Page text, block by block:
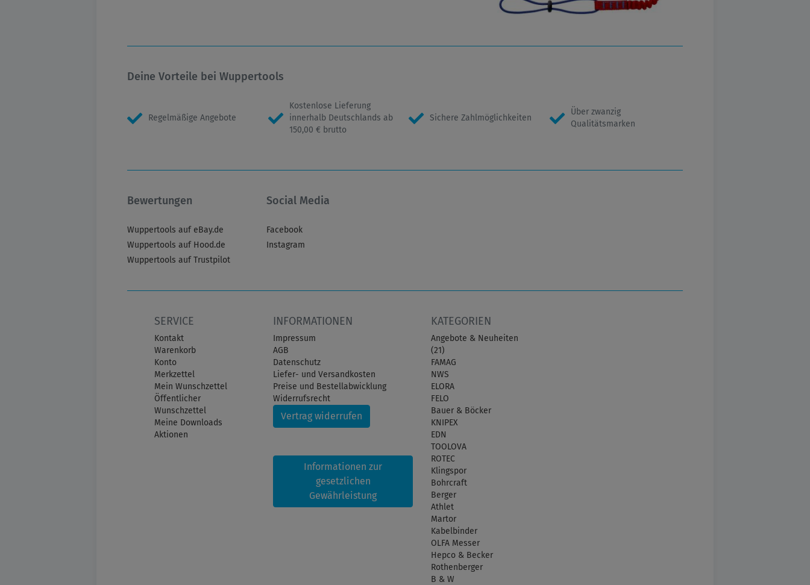
Deine Vorteile bei Wuppertools
Regelmäßige Angebote
Kostenlose Lieferung
innerhalb Deutschlands ab
150,00 € brutto
Sichere Zahlmöglichkeiten
Über zwanzig
Qualitätsmarken
Bewertungen
Wuppertools auf eBay.de
Wuppertools auf Hood.de
Wuppertools auf Trustpilot
Social Media
Facebook
Instagram
SERVICE
Kontakt
Warenkorb
Konto
Merkzettel
Mein Wunschzettel
Öffentlicher
Wunschzettel
Meine Downloads
Aktionen
INFORMATIONEN
Impressum
AGB
Datenschutz
Liefer- und Versandkosten
Preise und Bestellabwicklung
Widerrufsrecht
Vertrag widerrufen
Informationen zur
gesetzlichen
Gewährleistung
KATEGORIEN
Angebote & Neuheiten
(21)
FAMAG
NWS
ELORA
FELO
Bauer & Böcker
KNIPEX
EDN
TOOLOVA
ROTEC
Klingspor
Bohrcraft
Berger
Athlet
Martor
Kabelbinder
OLFA Messer
Hepco & Becker
Rothenberger
B & W